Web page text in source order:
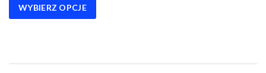
WYBIERZ OPCJE
wariantów.
Opcje
na